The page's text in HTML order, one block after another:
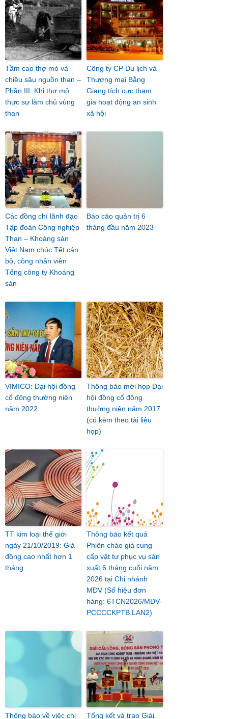
Tầm cao thợ mỏ và
chiều sâu nguồn than –
Phần III: Khi thợ mỏ
thực sự làm chủ vùng
than
Công ty CP Du lịch và
Thương mại Bằng
Giang tích cực tham
gia hoạt động an sinh
xã hội
Các đồng chí lãnh đạo
Tập đoàn Công nghiệp
Than – Khoáng sản
Việt Nam chúc Tết cán
bộ, công nhân viên
Tổng công ty Khoáng
sản
Báo cáo quản trị 6
tháng đầu năm 2023
VIMICO: Đại hội đồng
cổ đông thường niên
năm 2022
Thông báo mời họp Đại
hội đồng cổ đông
thường niên năm 2017
(có kèm theo tài liệu
họp)
TT kim loại thế giới
ngày 21/10/2019: Giá
đồng cao nhất hơn 1
tháng
Thông báo kết quả
Phiên chào giá cung
cấp vật tư phục vụ sản
xuất 6 tháng cuối năm
2026 tại Chi nhánh
MĐV (Số hiệu đơn
hàng: 6TCN2026/MĐV-
PCCCCKPTB.LAN2)
Thông báo về việc chi Tổng kết và trao Giải